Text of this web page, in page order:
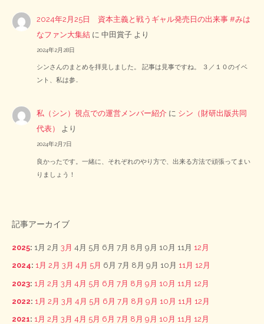
2024年2月25日 資本主義と戦うギャル発売日の出来事 #みは
なファン大集結 に中田賞子 より
2024年2月28日
シンさんのまとめを拝見しました。 記事は見事ですね。 ３／１０のイベ
ント、私は参…
私（シン）視点での運営メンバー紹介 に シン（財研出版共同
代表）
より
2024年2月7日
良かったです。一緒に、それぞれのやり方で、出来る方法で頑張ってまい
りましょう！
記事アーカイブ
2025: 1月 2月 3月 4月 5月 6月 7月 8月 9月 10月 11月 12月
2024: 1月 2月 3月 4月 5月 6月 7月 8月 9月 10月 11月 12月
2023: 1月 2月 3月 4月 5月 6月 7月 8月 9月 10月 11月 12月
2022: 1月 2月 3月 4月 5月 6月 7月 8月 9月 10月 11月 12月
2021: 1月 2月 3月 4月 5月 6月 7月 8月 9月 10月 11月 12月